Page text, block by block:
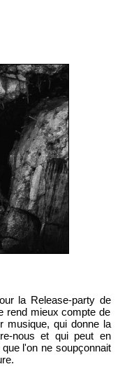
la Release-party de
rend mieux compte de
musique, qui donne la
nous et qui peut en
l'on ne soupçonnait